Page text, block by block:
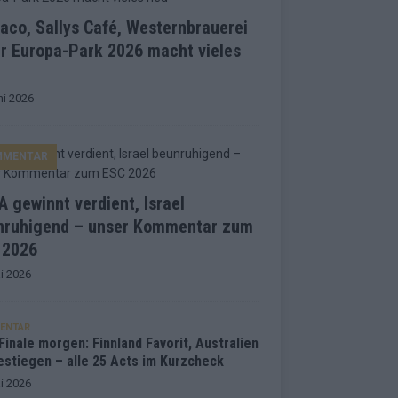
Sallys Café, Westernbrauerei
Europa-Park 2026 macht vieles
2026
gewinnt verdient, Israel
– unser Kommentar zum
2026
2026
morgen: Finnland Favorit, Australien
– alle 25 Acts im Kurzcheck
2026